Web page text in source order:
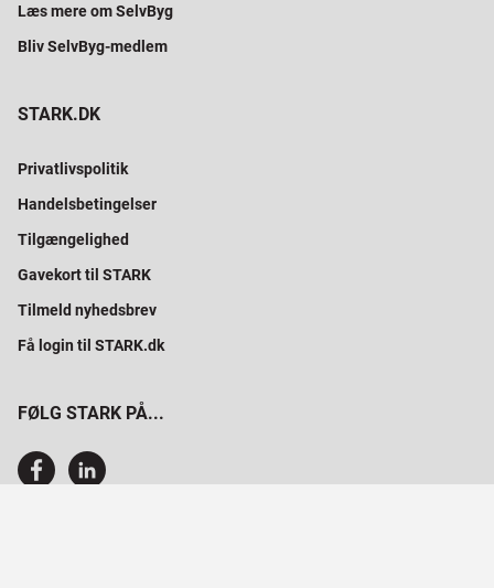
Læs mere om SelvByg
Bliv SelvByg-medlem
STARK.DK
Privatlivspolitik
Handelsbetingelser
Tilgængelighed
Gavekort til STARK
Tilmeld nyhedsbrev
Få login til STARK.dk
FØLG STARK PÅ...